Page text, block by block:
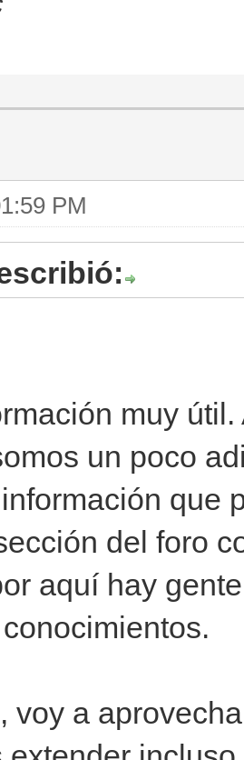
PM
muy
un poco
que
del foro
aquí hay
voy a